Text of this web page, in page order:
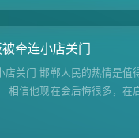
牵连小店关门
关门 邯郸人民的热情是值
信他现在会后悔很多，在